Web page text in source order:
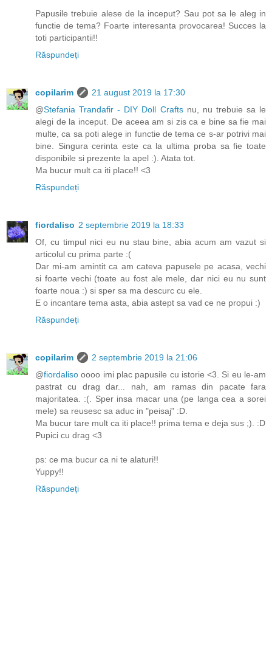
Papusile trebuie alese de la inceput? Sau pot sa le aleg in
functie de tema? Foarte interesanta provocarea! Succes la
toti participantii!!
Răspundeți
copilarim
21 august 2019 la 17:30
@Stefania Trandafir - DIY Doll Craftsnu, nu trebuie sa le
alegi de la inceput. De aceea am si zis ca e bine sa fie mai
multe, ca sa poti alege in functie de tema ce s-ar potrivi mai
bine. Singura cerinta este ca la ultima proba sa fie toate
disponibile si prezente la apel :). Atata tot.
Ma bucur mult ca iti place!! <3
Răspundeți
fiordaliso 2 septembrie 2019 la 18:33
Of, cu timpul nici eu nu stau bine, abia acum am vazut si
articolul cu prima parte :(
Dar mi-am amintit ca am cateva papusele pe acasa, vechi
si foarte vechi (toate au fost ale mele, dar nici eu nu sunt
foarte noua :) si sper sa ma descurc cu ele.
E o incantare tema asta, abia astept sa vad ce ne propui :)
Răspundeți
copilarim
2 septembrie 2019 la 21:06
@fiordaliso oooo imi plac papusile cu istorie <3. Si eu le-am
pastrat cu drag dar... nah, am ramas din pacate fara
majoritatea. :(. Sper insa macar una (pe langa cea a sorei
mele) sa reusesc sa aduc in "peisaj" :D.
Ma bucur tare mult ca iti place!! prima tema e deja sus ;). :D
Pupici cu drag <3
ps: ce ma bucur ca ni te alaturi!!
Yuppy!!
Răspundeți